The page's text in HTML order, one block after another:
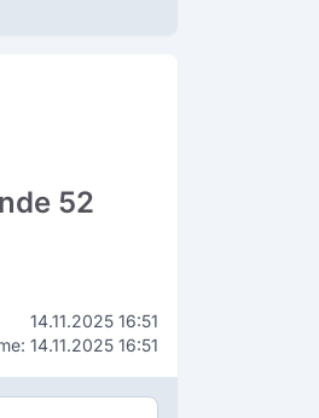
52
14.11.2025 16:51
14.11.2025 16:51